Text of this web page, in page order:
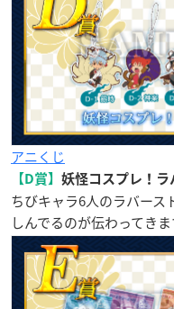
アニくじ
【D賞】 妖怪コスプレ！ラ
ちびキャラ6人のラバー
しんでるのが伝わってきま